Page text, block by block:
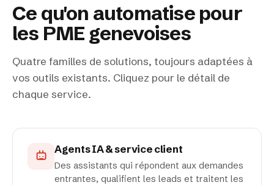
Ce qu'on automatise pour
les PME genevoises
Quatre familles de solutions, toujours adaptées à
vos outils existants. Cliquez pour le détail de
chaque service.
Agents IA & service client
Des assistants qui répondent aux demandes
entrantes, qualifient les leads et traitent les